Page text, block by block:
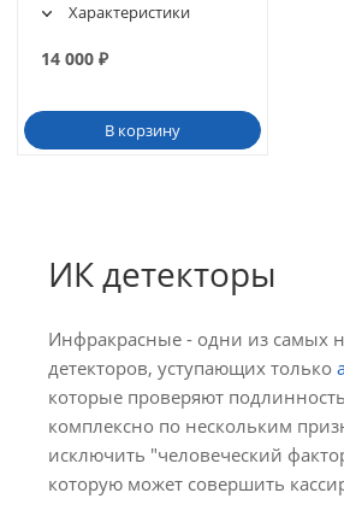
Характеристики
14 000 ₽
В корзину
ИК детекторы
Инфракрасные - одни из самых
детекторов, уступающих только
которые проверяют
комплексно по нескольким
исключить "человеческий
которую может совершить